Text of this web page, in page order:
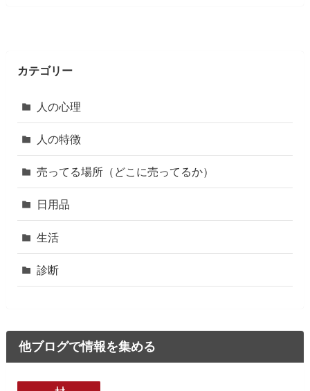
カテゴリー
人の心理
人の特徴
売ってる場所（どこに売ってるか）
日用品
生活
診断
他ブログで情報を集める